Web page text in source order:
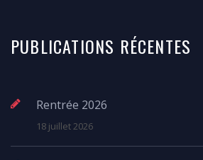
PUBLICATIONS RÉCENTES
Rentrée 2026
18 juillet 2026